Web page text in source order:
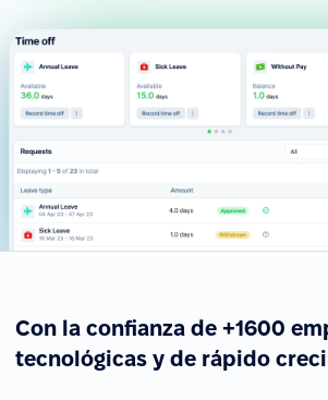
Con la confianza de +1600
tecnológicas y de rápido